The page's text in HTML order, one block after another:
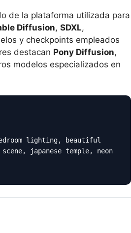
de la plataforma utilizada para
Diffusion, SDXL,
y checkpoints empleados
destacan Pony Diffusion,
modelos especializados en
lighting, beautiful
japanese temple, neon